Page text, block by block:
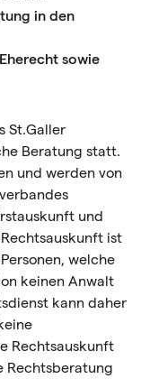
in den
sowie
St.Galler
Beratung statt.
und werden von
und
ist
welche
keinen Anwalt
kann daher
Rechtsauskunft
Rechtsberatung